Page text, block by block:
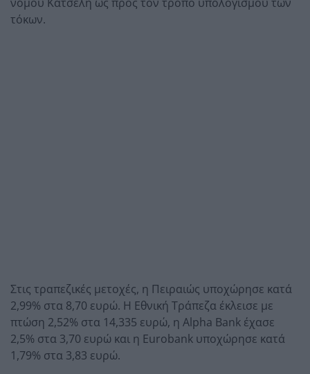
τόκων.
Στις τραπεζικές μετοχές, η Πειραιώς υποχώρησε κατά
2,99% στα 8,70 ευρώ. Η Εθνική Τράπεζα έκλεισε με
πτώση 2,52% στα 14,335 ευρώ, η Alpha Bank έχασε
2,5% στα 3,70 ευρώ και η Eurobank υποχώρησε κατά
1,79% στα 3,83 ευρώ.